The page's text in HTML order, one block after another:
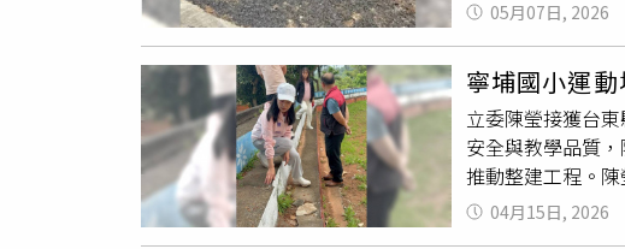
染。不過村民指
官方更選在暴雨
接受。更引發爭
電話，提醒他「
度消極，甚至疑
地方單位實地調
示，廠區周邊污
度約5000mg/L來
元），並要求停
此蘇蘭德里除了
動，甚至表示「
親德克科策爾（
邊」，但經過數
墓地時，很多墓
史。2025年，蘇
名字「安德里斯
子瑪莎德內克（
德里在出生前便
早都會巡視果園
速延燒，消防人
死亡，遺體遭大
找到打火機及裝
卻疑因濃煙、高
查科也將進一步
05月07日, 2026
寧埔國小運
立委陳瑩接獲台
安全與教學品質
推動整建工程。
道使用已逾20年
積水泥濘，不僅
04月15日, 2026